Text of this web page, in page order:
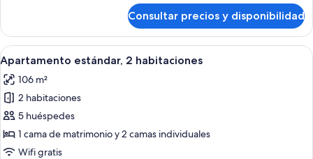
la
piscina
estándar,
habitación,
vistas
a
la
piscina
Consultar precios y disponibilidad
Abrir
todas
las
fotos
de
Apartamento
estándar,
Un hotel moderno con una cama
6
Apartamento estándar, 2 habitaciones
106 m²
2 habitaciones
5 huéspedes
1 cama de matrimonio y 2 camas individuales
Wifi gratis